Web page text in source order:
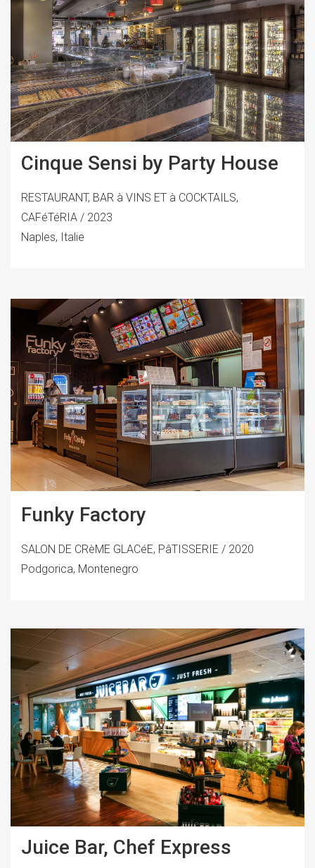
Cinque Sensi by Party House
RESTAURANT, BAR à VINS ET à COCKTAILS,
CAFéTéRIA / 2023
Naples, Italie
Funky Factory
SALON DE CRèME GLACéE, PâTISSERIE / 2020
Podgorica, Montenegro
Juice Bar, Chef Express